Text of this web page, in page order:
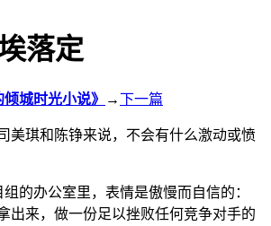
落定
倾城时光小说》 →下一篇
美琪和陈铮来说，不会有什么激动或愤
的办公室里，表情是傲慢而自信的：
出来，做一份足以挫败任何竞争对手的